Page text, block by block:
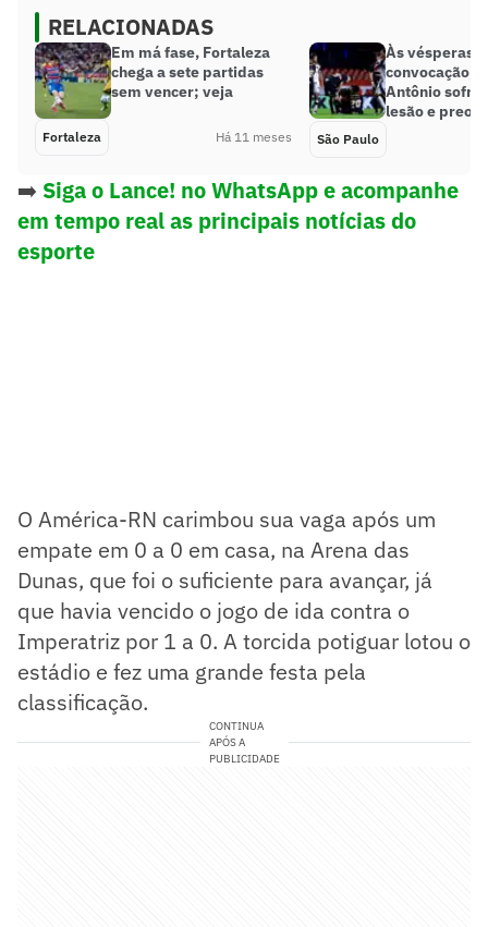
RELACIONADAS
Em má fase, Fortaleza
chega a sete partidas
sem vencer; veja
Fortaleza Há 11 meses
Às vésperas
convocação,
Antônio sofre
lesão e
São Paulo
➡️ Siga o Lance! no WhatsApp e acompanhe
em tempo real as principais notícias do
esporte
O América-RN carimbou sua vaga após um
empate em 0 a 0 em casa, na Arena das
Dunas, que foi o suficiente para avançar, já
que havia vencido o jogo de ida contra o
Imperatriz por 1 a 0. A torcida potiguar lotou o
estádio e fez uma grande festa pela
classificação.
CONTINUA
APÓS A
PUBLICIDADE